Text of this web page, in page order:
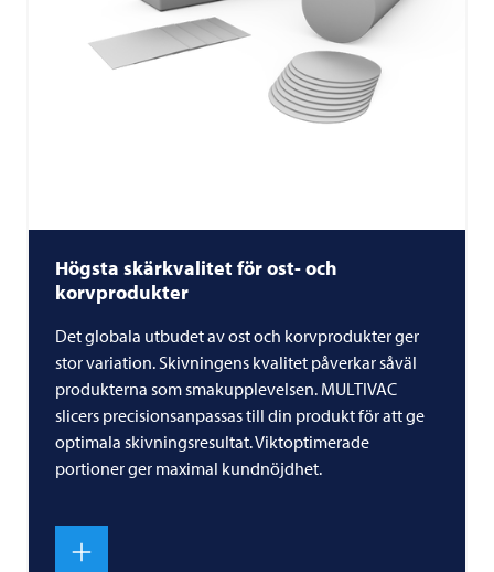
Högsta skärkvalitet för ost- och
korvprodukter
Det globala utbudet av ost och korvprodukter ger
stor variation. Skivningens kvalitet påverkar såväl
produkterna som smakupplevelsen. MULTIVAC
slicers precisionsanpassas till din produkt för att ge
optimala skivningsresultat. Viktoptimerade
portioner ger maximal kundnöjdhet.